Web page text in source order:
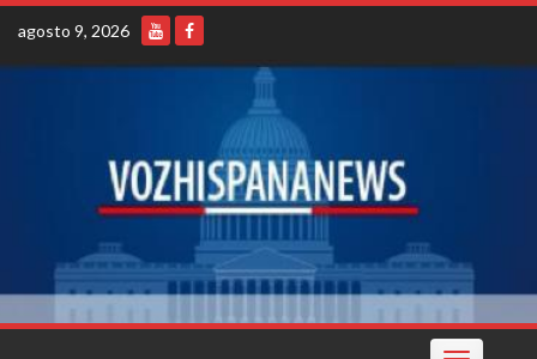
Skip
content
agosto 9, 2026